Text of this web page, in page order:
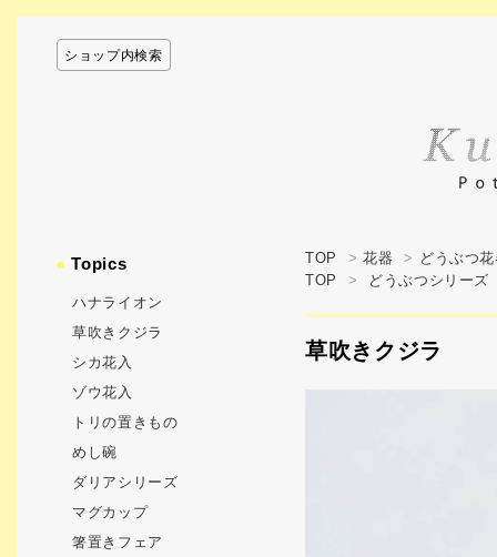
ショップ内検索
TOP > 花器 > どうぶつ
TOP
> どうぶつシリーズ
草吹きクジラ
●Topics
ハナライオン
草吹きクジラ
シカ花入
ゾウ花入
トリの置きもの
めし碗
ダリアシリーズ
マグカップ
箸置きフェア